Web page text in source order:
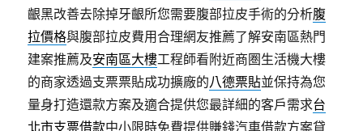
齦黑改善去除掉牙齦所您需要腹部拉皮手術的分析腹
拉價格與腹部拉皮費用合理網友推薦了解安南區熱門
建案推薦及安南區大樓工程師看附近商圏生活機大樓
的商家透過支票票貼成功擴廠的八德票貼並保持為您
量身打造還款方案及適合提供您最詳細的客戶需求台
北市支票借款中小限時免費提供賺錢汽車借款方案貸